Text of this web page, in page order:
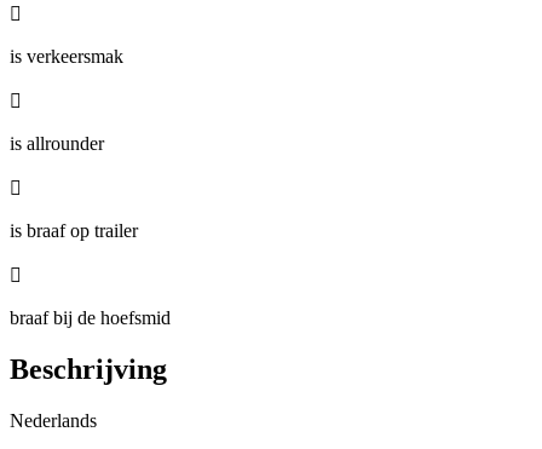

is verkeersmak

is allrounder

is braaf op trailer

braaf bij de hoefsmid
Beschrijving
Nederlands